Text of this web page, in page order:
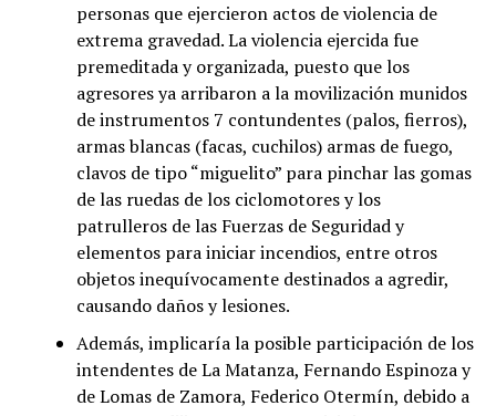
personas que ejercieron actos de violencia de
extrema gravedad. La violencia ejercida fue
premeditada y organizada, puesto que los
agresores ya arribaron a la movilización munidos
de instrumentos 7 contundentes (palos, fierros),
armas blancas (facas, cuchilos) armas de fuego,
clavos de tipo “miguelito” para pinchar las gomas
de las ruedas de los ciclomotores y los
patrulleros de las Fuerzas de Seguridad y
elementos para iniciar incendios, entre otros
objetos inequívocamente destinados a agredir,
causando daños y lesiones.
Además, implicaría la posible participación de los
intendentes de La Matanza, Fernando Espinoza y
de Lomas de Zamora, Federico Otermín, debido a